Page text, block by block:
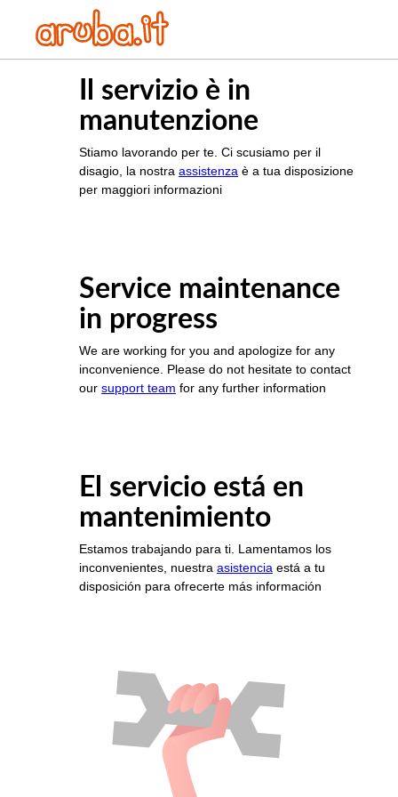
Il servizio è in
manutenzione
Stiamo lavorando per te. Ci scusiamo per il
disagio, la nostra assistenza è a tua disposizione
per maggiori informazioni
Service maintenance
in progress
We are working for you and apologize for any
inconvenience. Please do not hesitate to contact
our support team for any further information
El servicio está en
mantenimiento
Estamos trabajando para ti. Lamentamos los
inconvenientes, nuestra asistencia está a tu
disposición para ofrecerte más información